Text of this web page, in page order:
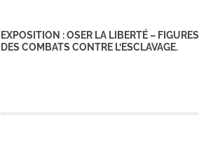
EXPOSITION : OSER LA LIBERTÉ – FIGURES
DES COMBATS CONTRE L’ESCLAVAGE.